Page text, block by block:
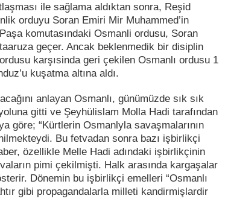
ile sağlama aldıktan sonra, Reşid
orduyu Soran Emiri Mir Muhammed’in
komutasındaki Osmanli ordusu, Soran
geçer. Ancak beklenmedik bir disiplin
karşısinda geri çekilen Osmanlı ordusu 1
kuşatma altına aldı.
anlayan Osmanlı, günümüzde sık sık
gitti ve Şeyhülislam Molla Hadi tarafından
göre; “Kürtlerin Osmanlyla savaşmalarının
Bu fetvadan sonra bazı işbirlikçi
özellikle Melle Hadi adındaki işbirlikçinin
pimi çekilmişti. Halk arasında kargaşalar
Dönemin bu işbirlikçi emelleri “Osmanlı
gibi propagandalarla milleti kandirmişlardir